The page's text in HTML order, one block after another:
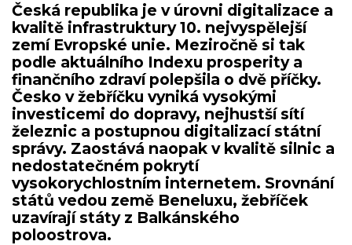
Česká republika je v úrovni digitalizace a
kvalitě infrastruktury 10. nejvyspělejší
zemí Evropské unie. Meziročně si tak
podle aktuálního Indexu prosperity a
finančního zdraví polepšila o dvě příčky.
Česko v žebříčku vyniká vysokými
investicemi do dopravy, nejhustší sítí
železnic a postupnou digitalizací státní
správy. Zaostává naopak v kvalitě silnic a
nedostatečném pokrytí
vysokorychlostním internetem. Srovnání
států vedou země Beneluxu, žebříček
uzavírají státy z Balkánského
poloostrova.